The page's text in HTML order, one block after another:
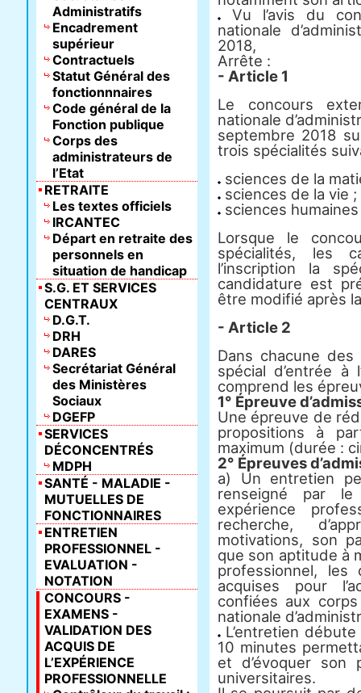
Vu l’avis du
nationale
2018,
Arrête :
- Article 1
Le concours
nationale
septembre 2018
trois spécialités
sciences de la
sciences de la vie ;
sciences
Lorsque le
spécialités, les
l’inscription la
candidature est
être modifié après
- Article 2
Dans chacune
spécial d’entrée à
comprend les
1° Épreuve
Une épreuve de
propositions à
maximum (durée :
2° Épreuves
a) Un entretien
renseigné par
expérience
recherche,
motivations, son
que son aptitude à
professionnel, les
acquises pour
confiées aux
nationale
L’entretien
10 minutes
et d’évoquer son
universitaires.
Administratifs
Encadrement
supérieur
Contractuels
Statut Général des
fonctionnnaires
Code général de la
Fonction publique
Corps des
administrateurs de
l’Etat
RETRAITE
Les textes officiels
IRCANTEC
Départ en retraite des
personnels en
situation de handicap
S.G. ET SERVICES
CENTRAUX
D.G.T.
DRH
DARES
Secrétariat Général
des Ministères
Sociaux
DGEFP
SERVICES
DÉCONCENTRÉS
MDPH
SANTÉ - MALADIE -
MUTUELLES DE
FONCTIONNAIRES
ENTRETIEN
PROFESSIONNEL -
EVALUATION -
NOTATION
CONCOURS -
EXAMENS -
VALIDATION DES
ACQUIS DE
L’EXPÉRIENCE
PROFESSIONNELLE